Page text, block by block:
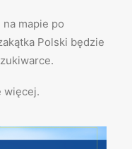
mapie po
Polski będzie
więcej.